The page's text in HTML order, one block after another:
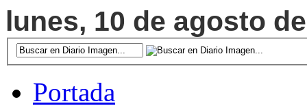
lunes, 10 de agosto
Portada